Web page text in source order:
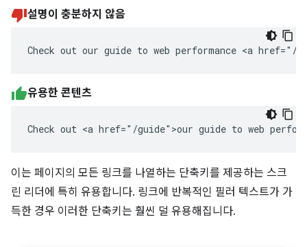
설명이 충분하지 않음
Check out our guide to web performance <a href="/
유용한 콘텐츠
Check out <a href="/guide">our guide to web
이는 페이지의 모든 링크를 나열하는 단축키를 제공하는 스크
린 리더에 특히 유용합니다. 링크에 반복적인 필러 텍스트가 가
득한 경우 이러한 단축키는 훨씬 덜 유용해집니다.